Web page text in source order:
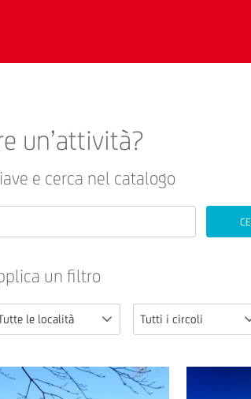
un’attività?
e cerca nel catalogo
un filtro
le località Tutti i circoli